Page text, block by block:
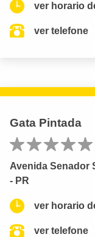
ver horario
ver telefone
Gata Pintada
Avenida Senador
- PR
ver horario
ver telefone